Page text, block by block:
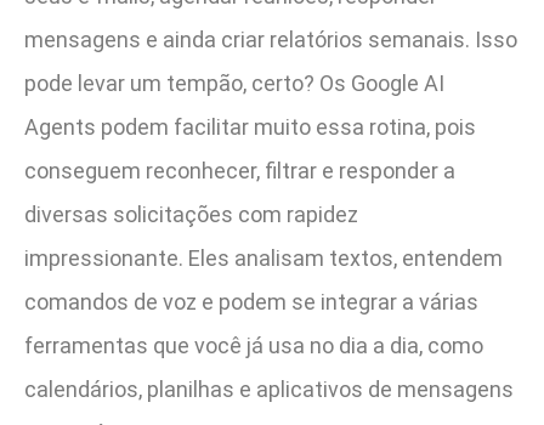
mensagens e ainda criar relatórios semanais. Isso
pode levar um tempão, certo? Os Google AI
Agents podem facilitar muito essa rotina, pois
conseguem reconhecer, filtrar e responder a
diversas solicitações com rapidez
impressionante. Eles analisam textos, entendem
comandos de voz e podem se integrar a várias
ferramentas que você já usa no dia a dia, como
calendários, planilhas e aplicativos de mensagens